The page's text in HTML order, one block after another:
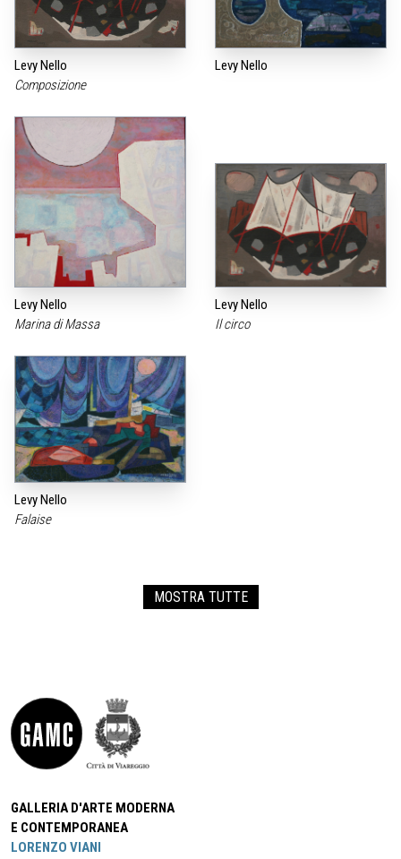
Levy Nello
Composizione
Levy Nello
Levy Nello
Marina di Massa
Levy Nello
Il circo
Levy Nello
Falaise
MOSTRA TUTTE
GALLERIA D'ARTE MODERNA
E CONTEMPORANEA
LORENZO VIANI